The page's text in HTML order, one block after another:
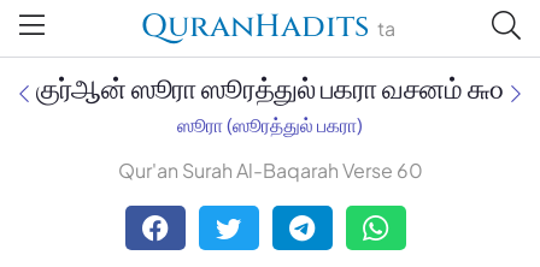
QuranHadits ta
Jan Trust Foundation
Mufti Omar Sheriff Qasimi,
குர்ஆன் ஸூரா ஸூரத்துல் பகரா வசனம் ௬௦
ஸூரா (ஸூரத்துல் பகரா)
Qur'an Surah Al-Baqarah Verse 60